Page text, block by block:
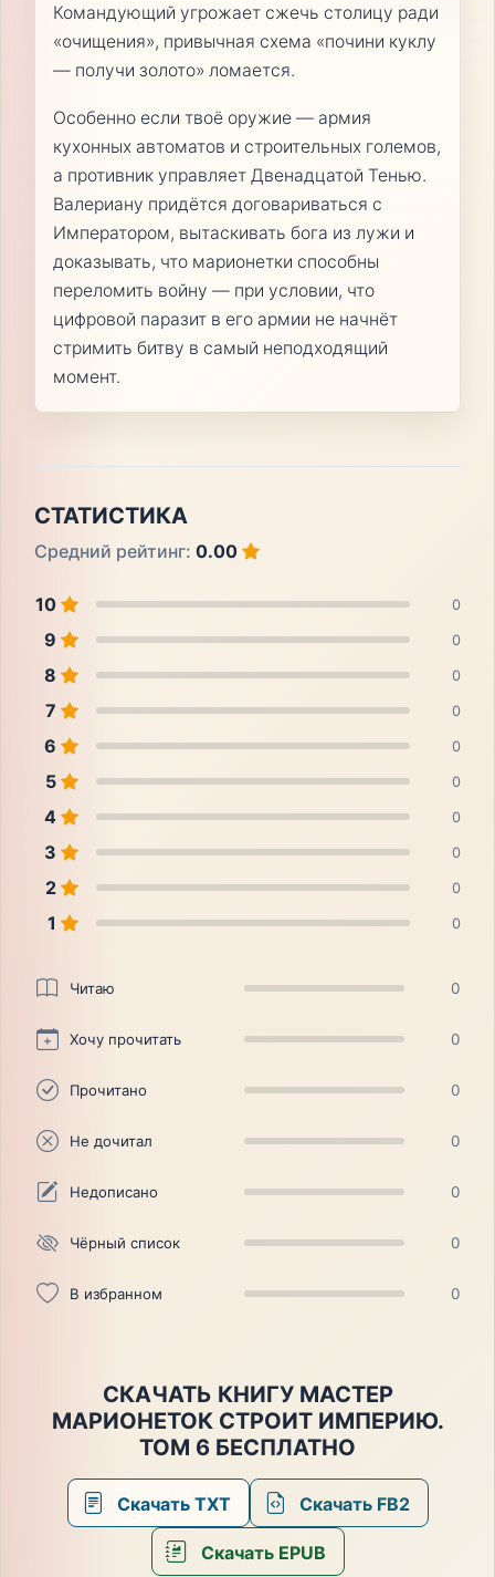
Командующий угрожает сжечь столицу ради
«очищения», привычная схема «почини куклу
— получи золото» ломается.
Особенно если твоё оружие — армия
кухонных автоматов и строительных големов,
а противник управляет Двенадцатой Тенью.
Валериану придётся договариваться с
Императором, вытаскивать бога из лужи и
доказывать, что марионетки способны
переломить войну — при условии, что
цифровой паразит в его армии не начнёт
стримить битву в самый неподходящий
момент.
СТАТИСТИКА
Средний рейтинг: 0.00
10 0
9 0
8 0
7 0
6 0
5 0
4 0
3 0
2 0
1 0
Читаю 0
Хочу прочитать 0
Прочитано 0
Не дочитал 0
Недописано 0
Чёрный список 0
В избранном 0
СКАЧАТЬ КНИГУ МАСТЕР
МАРИОНЕТОК СТРОИТ ИМПЕРИЮ.
ТОМ 6 БЕСПЛАТНО
Скачать TXT Скачать FB2
Скачать EPUB